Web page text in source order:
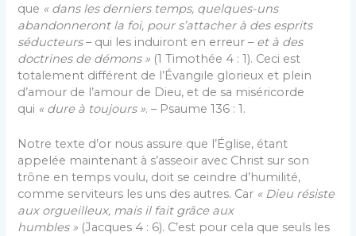
que « dans les derniers temps, quelques-uns
abandonneront la foi, pour s’attacher à des esprits
séducteurs– qui les induiront en erreur – et à des
doctrines de démons » (1 Timothée 4 : 1). Ceci est
totalement différent de l’Évangile glorieux et plein
d’amour de l’amour de Dieu, et de sa miséricorde
qui « dure à toujours ». – Psaume 136 : 1.
Notre texte d’or nous assure que l’Église, étant
appelée maintenant à s’asseoir avec Christ sur son
trône en temps voulu, doit se ceindre d’humilité,
comme serviteurs les uns des autres. Car « Dieu résiste
aux orgueilleux, mais il fait grâce aux
humbles » (Jacques 4 : 6). C’est pour cela que seuls les